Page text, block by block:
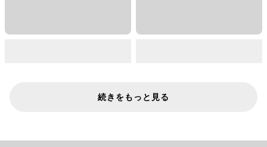
続きをもっと見る